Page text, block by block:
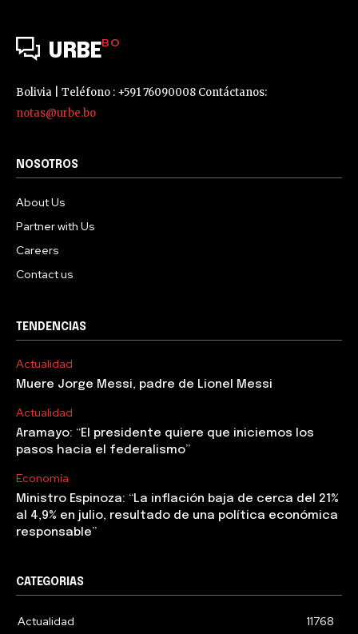
URBEBO
Bolivia | Teléfono : +591 76090008 Contáctanos:
notas@urbe.bo
NOSOTROS
About Us
Partner with Us
Careers
Contact us
TENDENCIAS
Actualidad
Muere Jorge Messi, padre de Lionel Messi
Actualidad
Aramayo: “El presidente quiere que iniciemos los
pasos hacia el federalismo”
Economía
Ministro Espinoza: “La inflación baja de cerca del 21%
al 4,9% en julio, resultado de una política económica
responsable”
CATEGORIAS
Actualidad 11768